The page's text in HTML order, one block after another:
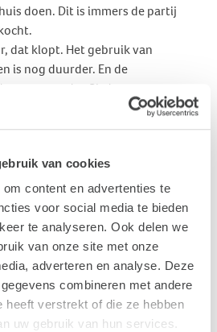
van cookies
content en advertenties te
voor social media te bieden
te analyseren. Ook delen we
van onze site met onze
adverteren en analyse. Deze
combineren met andere
heeft verstrekt of die ze hebben
uw gebruik van hun services.
doen. Dit is immers de partij
dat klopt. Het gebruik van
is nog duurder. En de
te zeggen dat CI-dragers
hebben aan hun CI. Dit in
die een hoortoestel
ontstaat doordat de CI-
even duidelijk op de
welke garantiebepalingen er
er weleens
heeft OPCI daar veel
van. Vragen hierover kun je
info@opciweb.nl.
is de noodzaak van goede
eens heel duidelijk geworden.